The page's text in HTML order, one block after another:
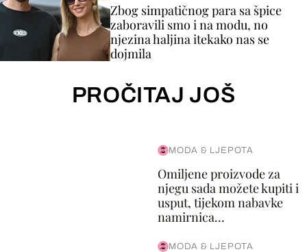
Zbog simpatičnog para sa špice
zaboravili smo i na modu, no
njezina haljina itekako nas se
dojmila
PROČITAJ JOŠ
MODA & LJEPOTA
Omiljene proizvode za
njegu sada možete kupiti i
usput, tijekom nabavke
namirnica...
MODA & LJEPOTA